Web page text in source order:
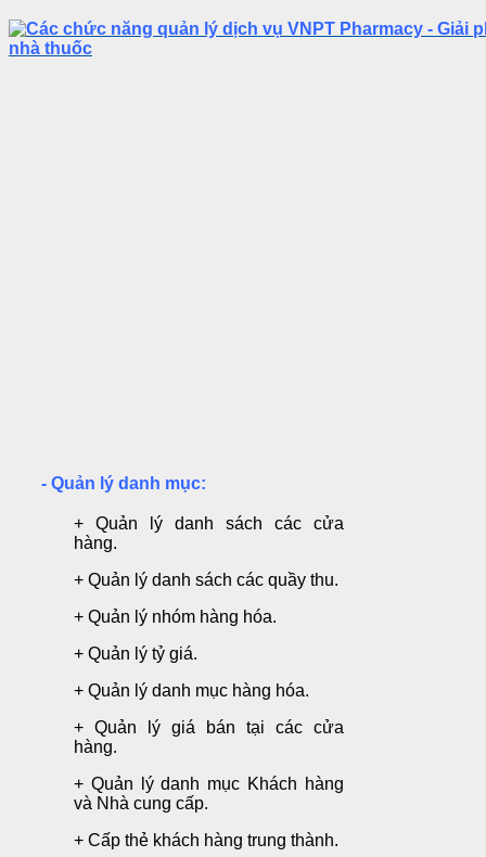
- Quản lý danh mục:
+ Quản lý danh sách các cửa
hàng.
+ Quản lý danh sách các quầy thu.
+ Quản lý nhóm hàng hóa.
+ Quản lý tỷ giá.
+ Quản lý danh mục hàng hóa.
+ Quản lý giá bán tại các cửa
hàng.
+ Quản lý danh mục Khách hàng
và Nhà cung cấp.
+ Cấp thẻ khách hàng trung thành.